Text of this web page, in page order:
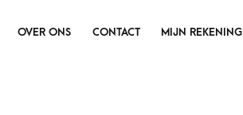
OVER ONS CONTACT MIJN REKENING